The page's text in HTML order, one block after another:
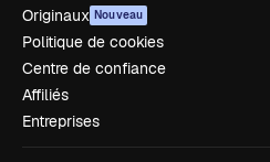
Originaux Nouveau
Politique de cookies
Centre de confiance
Affiliés
Entreprises